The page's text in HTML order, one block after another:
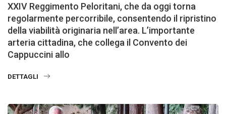
XXIV Reggimento Peloritani, che da oggi torna
regolarmente percorribile, consentendo il ripristino
della viabilità originaria nell’area. L’importante
arteria cittadina, che collega il Convento dei
Cappuccini allo
DETTAGLI